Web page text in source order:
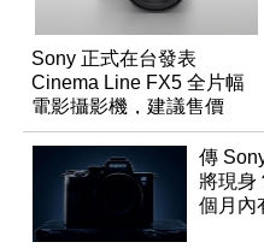
Sony 正式在台發表
Cinema Line FX5 全片幅
電影攝影機，建議售價
NT$144,980
傳
將現身
個月內